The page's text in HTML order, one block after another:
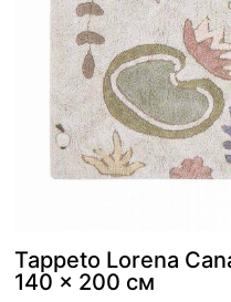
Tappeto Lorena
140 x 200 см